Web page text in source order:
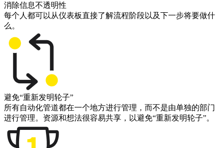
消除信息不透明性
每个人都可以从仪表板直接了解流程阶段以及下一步将要做什
么。
避免“重新发明轮子”
所有自动化管道都在一个地方进行管理，而不是由单独的部门
进行管理。资源和想法很容易共享，以避免“重新发明轮子”。